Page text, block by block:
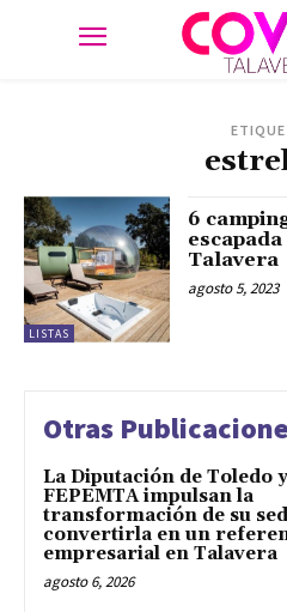
LISTAS
6
Talavera
agosto 5, 2023
Otras
La Diputación de Toledo y
FEPEMTA impulsan la
transformación de su
convertirla en un
empresarial en Talavera
agosto 6, 2026